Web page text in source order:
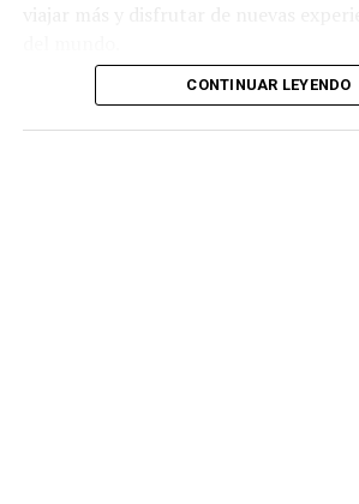
CONTINUAR LEYENDO